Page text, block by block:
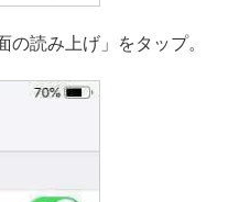
の読み上げ」をタップ。